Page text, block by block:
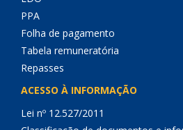
PPA
Folha de pagamento
Tabela remuneratória
Repasses
ACESSO À INFORMAÇÃO
Lei nº 12.527/2011